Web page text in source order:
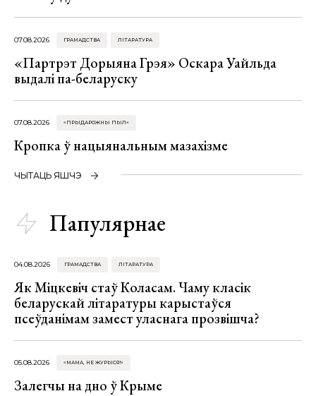
07.08.2026 ГРАМАДСТВА ЛІТАРАТУРА
«Партрэт Дорыяна Грэя» Оскара Уайльда
выдалі па-беларуску
07.08.2026 «ПРЫДАРОЖНЫ ПЫЛ»
Кропка ў нацыянальным мазахізме
ЧЫТАЦЬ ЯШЧЭ
Папулярнае
04.08.2026 ГРАМАДСТВА ЛІТАРАТУРА
Як Міцкевіч стаў Коласам. Чаму класік
беларускай літаратуры карыстаўся
псеўданімам замест уласнага прозвішча?
05.08.2026 «МАМА, НЕ ЖУРЫСЯ!»
Залегчы на дно ў Крыме